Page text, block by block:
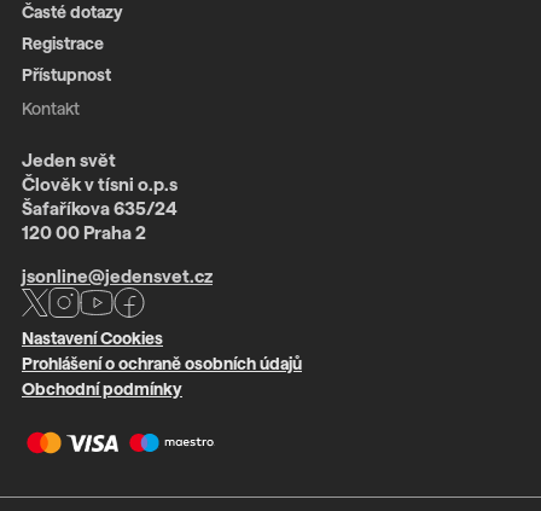
Časté dotazy
Registrace
Přístupnost
Kontakt
Jeden svět
Člověk v tísni o.p.s
Šafaříkova 635/24
120 00 Praha 2
jsonline@jedensvet.cz
Nastavení Cookies
Prohlášení o ochraně osobních údajů
Obchodní podmínky